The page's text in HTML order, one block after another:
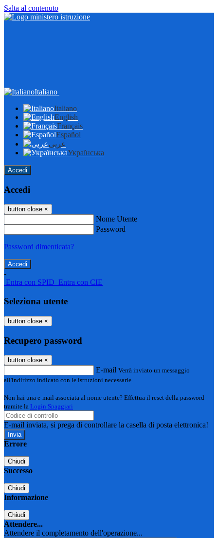
Salta al contenuto
Italiano
Italiano
English
Français
Español
عربى
Українська
Accedi
Accedi
button close ×
Nome Utente
Password
Password dimenticata?
-
Entra con SPID Entra con CIE
Seleziona utente
button close ×
Recupero password
button close ×
E-mail Verrà inviato un messaggio
all'indirizzo indicato con le istruzioni necessarie.
Non hai una e-mail associata al nome utente? Effettua il reset della password
tramite la Login Spaggiari
E-mail inviata, si prega di controllare la casella di posta elettronica!
Errore
Chiudi
Successo
Chiudi
Informazione
Chiudi
Attendere...
Attendere il completamento dell'operazione...